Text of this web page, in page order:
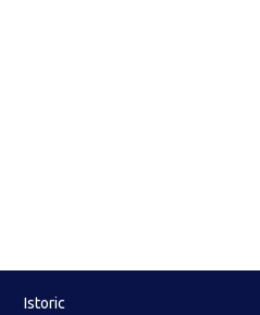
Istoric